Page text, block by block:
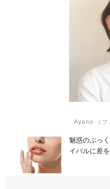
Ayano （フ
魅惑のぷっ
イバルに差